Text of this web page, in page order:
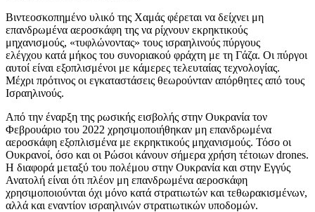
Βιντεοσκοπημένο υλικό της Χαμάς φέρεται να δείχνει μη
επανδρωμένα αεροσκάφη της να ρίχνουν εκρηκτικούς
μηχανισμούς, «τυφλώνοντας» τους ισραηλινούς πύργους
ελέγχου κατά μήκος του συνοριακού φράχτη με τη Γάζα. Οι πύργοι
αυτοί είναι εξοπλισμένοι με κάμερες τελευταίας τεχνολογίας.
Μέχρι πρότινος οι εγκαταστάσεις θεωρούνταν απόρθητες από τους
Ισραηλινούς.
Από την έναρξη της ρωσικής εισβολής στην Ουκρανία τον
Φεβρουάριο του 2022 χρησιμοποιήθηκαν μη επανδρωμένα
αεροσκάφη εξοπλισμένα με εκρηκτικούς μηχανισμούς. Τόσο οι
Ουκρανοί, όσο και οι Ρώσοι κάνουν σήμερα χρήση τέτοιων drones.
Η διαφορά μεταξύ του πολέμου στην Ουκρανία και στην Εγγύς
Ανατολή είναι ότι πλέον μη επανδρωμένα αεροσκάφη
χρησιμοποιούνται όχι μόνο κατά στρατιωτών και τεθωρακισμένων,
αλλά και εναντίον ισραηλινών στρατιωτικών υποδομών.